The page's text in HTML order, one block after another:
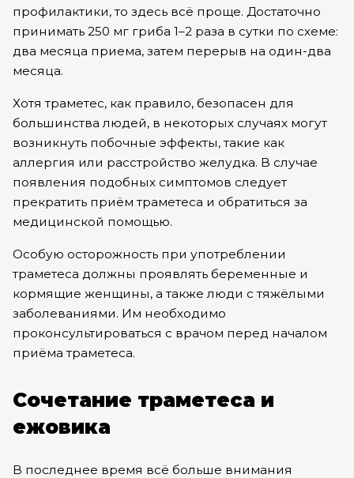
профилактики, то здесь всё проще. Достаточно
принимать 250 мг гриба 1–2 раза в сутки по схеме:
два месяца приема, затем перерыв на один-два
месяца.
Хотя траметес, как правило, безопасен для
большинства людей, в некоторых случаях могут
возникнуть побочные эффекты, такие как
аллергия или расстройство желудка. В случае
появления подобных симптомов следует
прекратить приём траметеса и обратиться за
медицинской помощью.
Особую осторожность при употреблении
траметеса должны проявлять беременные и
кормящие женщины, а также люди с тяжёлыми
заболеваниями. Им необходимо
проконсультироваться с врачом перед началом
приёма траметеса.
Сочетание траметеса и
ежовика
В последнее время всё больше внимания